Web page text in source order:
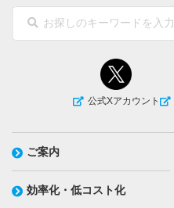
公式Xアカウント
ご案内
効率化・低コスト化